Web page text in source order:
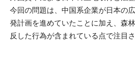
今回の問題は、中国系企業が日本の
発計画を進めていたことに加え、森
反した行為が含まれている点で注目さ